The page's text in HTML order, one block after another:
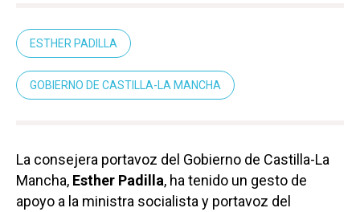
ESTHER PADILLA
GOBIERNO DE CASTILLA-LA MANCHA
La consejera portavoz del Gobierno de Castilla-La
Mancha, Esther Padilla, ha tenido un gesto de
apoyo a la ministra socialista y portavoz del